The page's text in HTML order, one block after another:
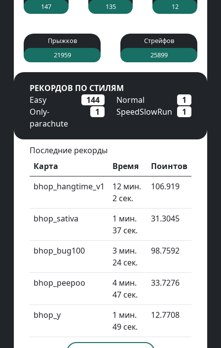
147
135
12
Прыжков
21959
Стрейфов
25899
РЕКОРДОВ ПО СТИЛЯМ
Easy
144 Normal
1
Only-
parachute
1 SpeedSlowRun 1
Последние рекорды
Карта
Время
Поинтов
bhop_hangtime_v1
12 мин.
2 сек.
106.919
bhop_sativa
1 мин.
37 сек.
31.3045
bhop_bug100
3 мин.
24 сек.
98.7592
bhop_peepoo
4 мин.
47 сек.
33.7276
bhop_y
1 мин.
49 сек.
12.7708